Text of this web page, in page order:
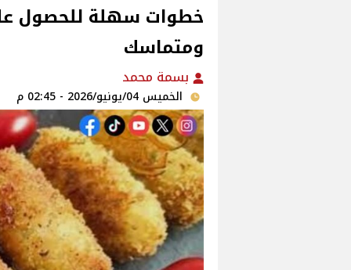
خطوات سهلة للحصول
ومتماسك
بسمة محمد
الخميس 04/يونيو/2026 - 02:45 م